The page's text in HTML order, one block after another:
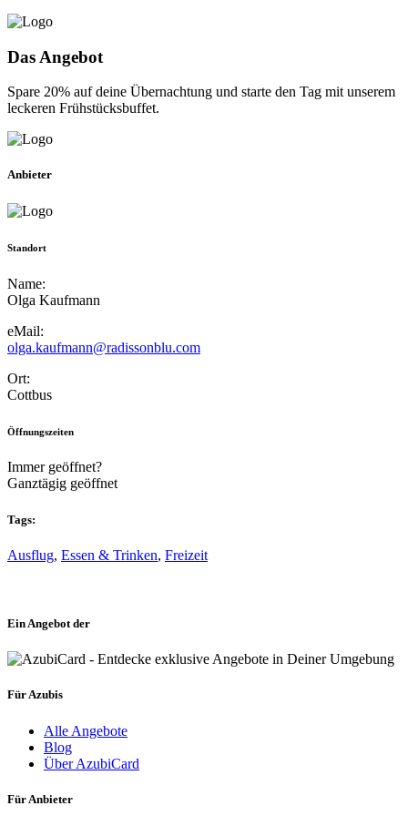
Das Angebot
Spare 20% auf deine Übernachtung und starte den Tag mit unserem
leckeren Frühstücksbuffet.
Anbieter
Standort
Name:
Olga Kaufmann
eMail:
olga.kaufmann@radissonblu.com
Ort:
Cottbus
Öffnungszeiten
Immer geöffnet?
Ganztägig geöffnet
Tags:
Ausflug, Essen & Trinken, Freizeit
Ein Angebot der
Für Azubis
Alle Angebote
Blog
Über AzubiCard
Für Anbieter